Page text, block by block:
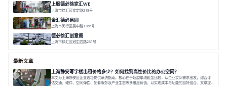
上服德必徐家汇WE
上海市徐汇区文定路218号
金汇德必易园
上海市闵行区吴中路1366号
德必徐汇创意阁
上海市徐汇区冠生园路231号
最新文章
上海静安写字楼出租价格多少？如何找到高性价比的办公空间？
本文为上海静安区企业选址提供系统指南。核心在于超越单纯租金比较，从企业实际需求出发，综合评
估交通、硬件、空间弹性、配套服务及产业生态等多维度价值，以实现成本与功能的挺好组合。文章提